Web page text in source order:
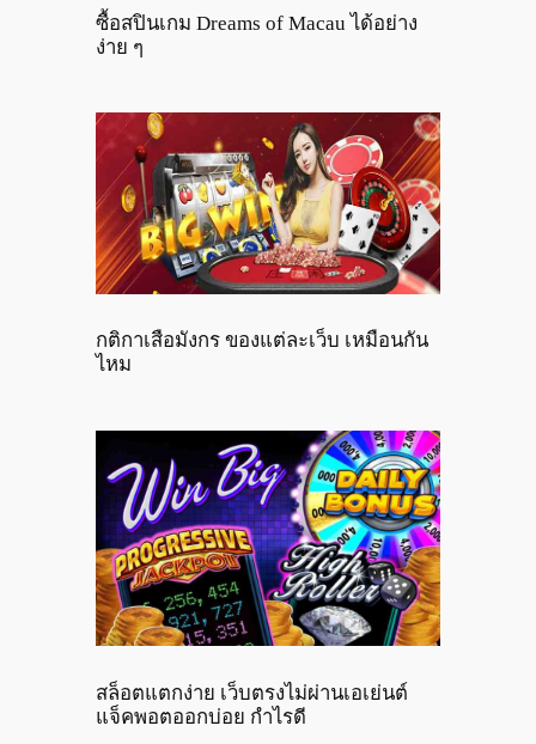
ซื้อสปินเกม Dreams of Macau ได้อย่าง
ง่าย ๆ
กติกาเสือมังกร ของแต่ละเว็บ เหมือนกัน
ไหม
สล็อตแตกง่าย เว็บตรงไม่ผ่านเอเย่นต์
แจ็คพอตออกบ่อย กำไรดี